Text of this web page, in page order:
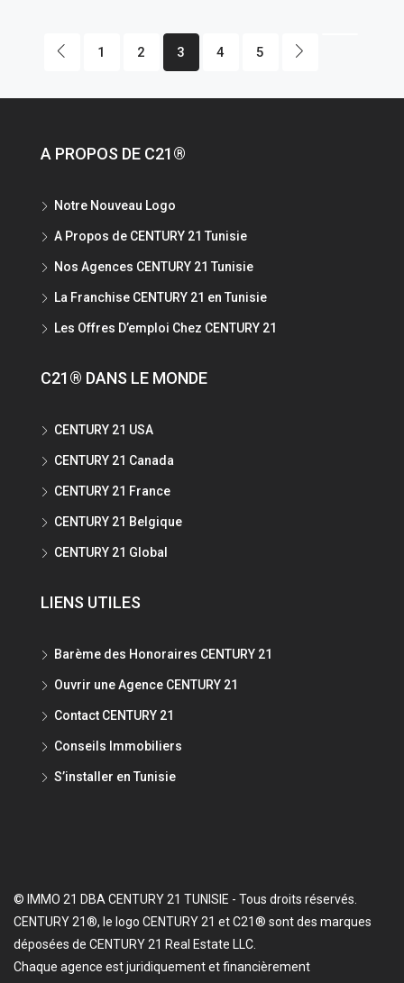
1 2 3 4 5
A PROPOS DE C21®
Notre Nouveau Logo
A Propos de CENTURY 21 Tunisie
Nos Agences CENTURY 21 Tunisie
La Franchise CENTURY 21 en Tunisie
Les Offres D’emploi Chez CENTURY 21
C21® DANS LE MONDE
CENTURY 21 USA
CENTURY 21 Canada
CENTURY 21 France
CENTURY 21 Belgique
CENTURY 21 Global
LIENS UTILES
Barème des Honoraires CENTURY 21
Ouvrir une Agence CENTURY 21
Contact CENTURY 21
Conseils Immobiliers
S’installer en Tunisie
© IMMO 21 DBA CENTURY 21 TUNISIE - Tous droits réservés.
CENTURY 21®, le logo CENTURY 21 et C21® sont des marques
déposées de CENTURY 21 Real Estate LLC.
Chaque agence est juridiquement et financièrement